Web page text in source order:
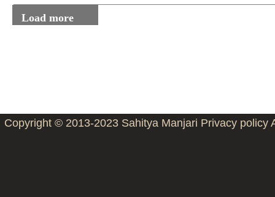
Load more
Copyright © 2013-2023 Sahitya Manjari Privacy policy